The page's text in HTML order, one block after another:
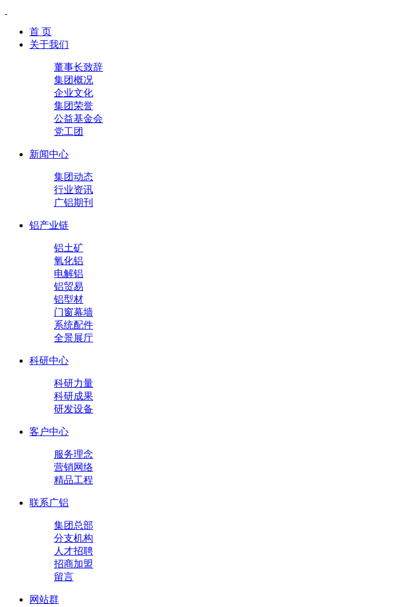
首 页
关于我们
董事长致辞
集团概况
企业文化
集团荣誉
公益基金会
党工团
新闻中心
集团动态
行业资讯
广铝期刊
铝产业链
铝土矿
氧化铝
电解铝
铝贸易
铝型材
门窗幕墙
系统配件
全景展厅
科研中心
科研力量
科研成果
研发设备
客户中心
服务理念
营销网络
精品工程
联系广铝
集团总部
分支机构
人才招聘
招商加盟
留言
网站群